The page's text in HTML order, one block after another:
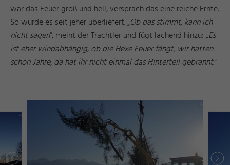
war das Feuer groß und hell, versprach das eine reiche Ernte.
So wurde es seit jeher überliefert.„Ob das stimmt, kann ich
nicht sagen", meint der Trachtler und fügt lachend hinzu:„Es
ist eher windabhängig, ob die Hexe Feuer fängt, wir hatten
schon Jahre, da hat ihr nicht einmal das Hinterteil gebrannt."
©
I
n
g
ri
Y
a
s
h
R
ö
s
n